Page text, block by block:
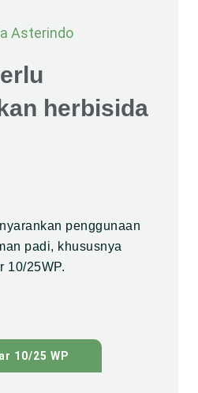
Asterindo
herbisida
penggunaan
padi, khususnya
10/25WP.
10/25 WP